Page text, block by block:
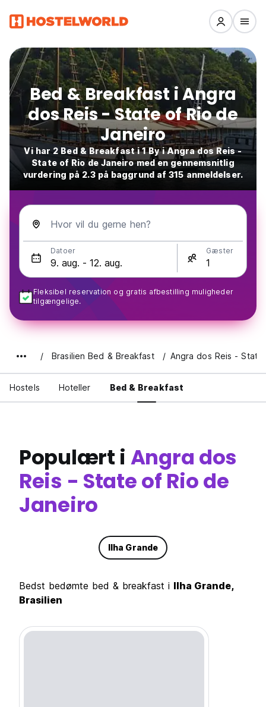
Bed & Breakfast i Angra
dos Reis - State of Rio de
Janeiro
Vi har 2 Bed & Breakfast i 1 By i Angra dos Reis -
State of Rio de Janeiro med en gennemsnitlig
vurdering på 2.3 på baggrund af 315 anmeldelser.
Hvor vil du gerne hen?
Datoer Gæster
Fleksibel reservation og gratis afbestilling muligheder
tilgængelige.
Brasilien Bed & Breakfast Angra dos Reis -
Hostels Hoteller Bed & Breakfast
Populært i Angra dos
Reis - State of Rio de
Janeiro
Ilha Grande
Bedst bedømte bed & breakfast i Ilha Grande,
Brasilien